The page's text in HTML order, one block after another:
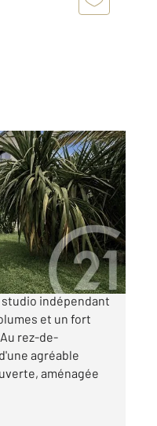
vous propose
indépendant
et un fort
rez-de-
agréable
aménagée